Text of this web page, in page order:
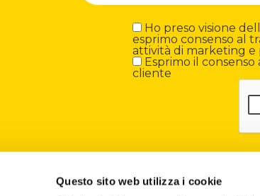
Questo sito web utilizza i cookie
Ho preso visione
esprimo consenso al
attività di marketing e
Esprimo il
cliente